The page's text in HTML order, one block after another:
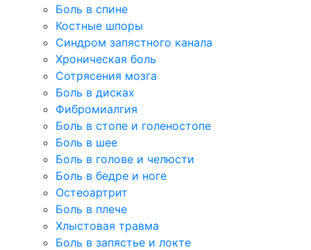
Боль в спине
Костные шпоры
Синдром запястного канала
Хроническая боль
Сотрясения мозга
Боль в дисках
Фибромиалгия
Боль в стопе и голеностопе
Боль в шее
Боль в голове и челюсти
Боль в бедре и ноге
Остеоартрит
Боль в плече
Хлыстовая травма
Боль в запястье и локте